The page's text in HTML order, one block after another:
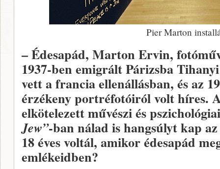
Pier Marton
– Édesapád, Marton Ervin,
1937-ben emigrált Párizsba
vett a francia ellenállásban, és az
érzékeny portréfotóiról volt híres.
elkötelezett művészi és
Jew”-ban nálad is hangsúlyt kap
18 éves voltál, amikor édesapád
emlékeidben?